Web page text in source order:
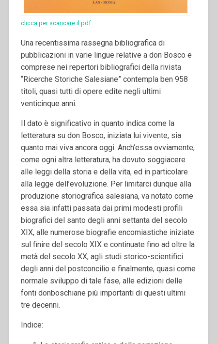
clicca per scaricare il pdf
Una recentissima rassegna bibliografica di
pubblicazioni in varie lingue relative a don Bosco e
comprese nei repertori bibliografici della rivista
“Ricerche Storiche Salesiane” contempla ben 958
titoli, quasi tutti di opere edite negli ultimi
venticinque anni.
Il dato è significativo in quanto indica come la
letteratura su don Bosco, iniziata lui vivente, sia
quanto mai viva ancora oggi. Anch’essa ovviamente,
come ogni altra letteratura, ha dovuto soggiacere
alle leggi della storia e della vita, ed in particolare
alla legge dell’evoluzione. Per limitarci dunque alla
produzione storiografica salesiana, va notato come
essa sia infatti passata dai primi modesti profili
biografici del santo degli anni settanta del secolo
XIX, alle numerose biografie encomiastiche iniziate
sul finire del secolo XIX e continuate fino ad oltre la
metà del secolo XX, agli studi storico-scientifici
degli anni del postconcilio e finalmente, quasi come
normale sviluppo di tale fase, alle edizioni delle
fonti donboschiane più importanti di questi ultimi
tre decenni.
Indice: